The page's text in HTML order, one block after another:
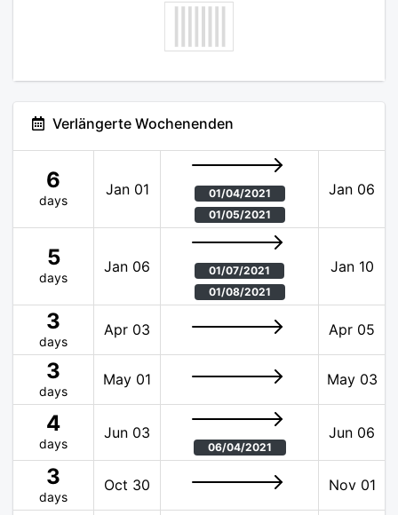
Verlängerte Wochenenden
6
days
Jan 01
01/04/2021
01/05/2021
Jan 06
5
days
Jan 06
01/07/2021
01/08/2021
Jan 10
3
days
Apr 03 Apr 05
3
days
May 01 May 03
4
days
Jun 03
06/04/2021
Jun 06
3
days
Oct 30 Nov 01